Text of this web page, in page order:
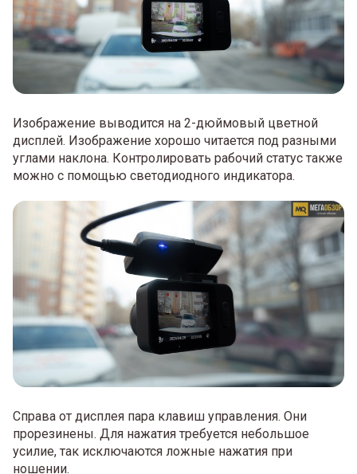
Изображение выводится на 2-дюймовый цветной
дисплей. Изображение хорошо читается под разными
углами наклона. Контролировать рабочий статус также
можно с помощью светодиодного индикатора.
Справа от дисплея пара клавиш управления. Они
прорезинены. Для нажатия требуется небольшое
усилие, так исключаются ложные нажатия при
ношении.